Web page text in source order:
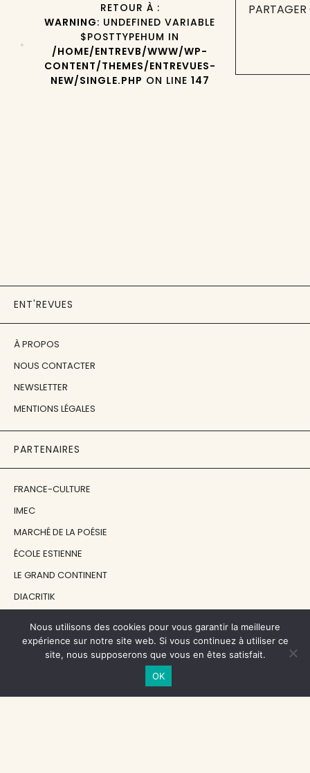
RETOUR À :
WARNING: UNDEFINED VARIABLE
$POSTTYPEHUM IN
/HOME/ENTREVB/WWW/WP-
CONTENT/THEMES/ENTREVUES-
NEW/SINGLE.PHP ON LINE 147
ENT'REVUES
À PROPOS
NOUS CONTACTER
NEWSLETTER
MENTIONS LÉGALES
PARTENAIRES
FRANCE-CULTURE
IMEC
MARCHÉ DE LA POÉSIE
ÉCOLE ESTIENNE
LE GRAND CONTINENT
DIACRITIK
NOS SOUTIENS
CENTRE NATIONAL DU LIVRE
Nous utilisons des cookies pour vous garantir la meilleure
expérience sur notre site web. Si vous continuez à utiliser ce
site, nous supposerons que vous en êtes satisfait.
OK